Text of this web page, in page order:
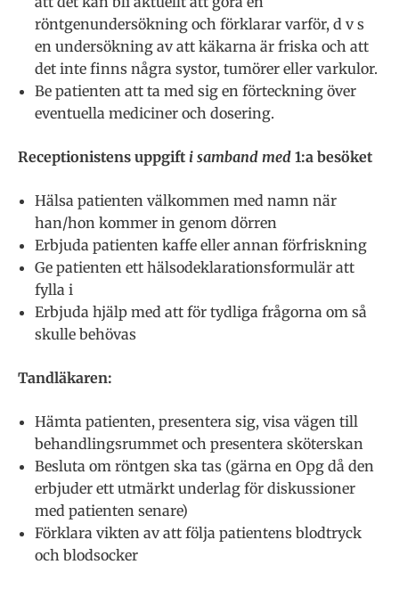
röntgenundersökning och förklarar varför, d v s
en undersökning av att käkarna är friska och att
det inte finns några systor, tumörer eller varkulor.
Be patienten att ta med sig en förteckning över
eventuella mediciner och dosering.
Receptionistens uppgift i samband med 1:a besöket
Hälsa patienten välkommen med namn när
han/hon kommer in genom dörren
Erbjuda patienten kaffe eller annan förfriskning
Ge patienten ett hälsodeklarationsformulär att
fylla i
Erbjuda hjälp med att för tydliga frågorna om så
skulle behövas
Tandläkaren:
Hämta patienten, presentera sig, visa vägen till
behandlingsrummet och presentera sköterskan
Besluta om röntgen ska tas (gärna en Opg då den
erbjuder ett utmärkt underlag för diskussioner
med patienten senare)
Förklara vikten av att följa patientens blodtryck
och blodsocker